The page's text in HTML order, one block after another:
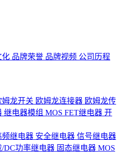
化 品牌荣誉 品牌视频 公司历程
姆龙开关 欧姆龙连接器 欧姆龙传
继电器模组 MOS FET继电器 开
频继电器 安全继电器 信号继电器
/DC功率继电器 固态继电器 MOS